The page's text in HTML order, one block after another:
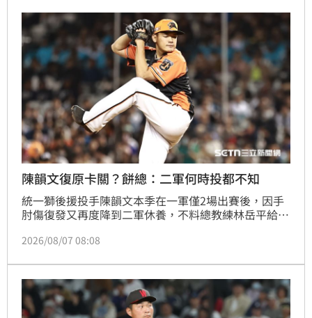
陳韻文復原卡關？餅總：二軍何時投都不知
統一獅後援投手陳韻文本季在一軍僅2場出賽後，因手
肘傷復發又再度降到二軍休養，不料總教練林岳平給出
還有重砲蘇智傑歸隊時間也會延後。
2026/08/07 08:08